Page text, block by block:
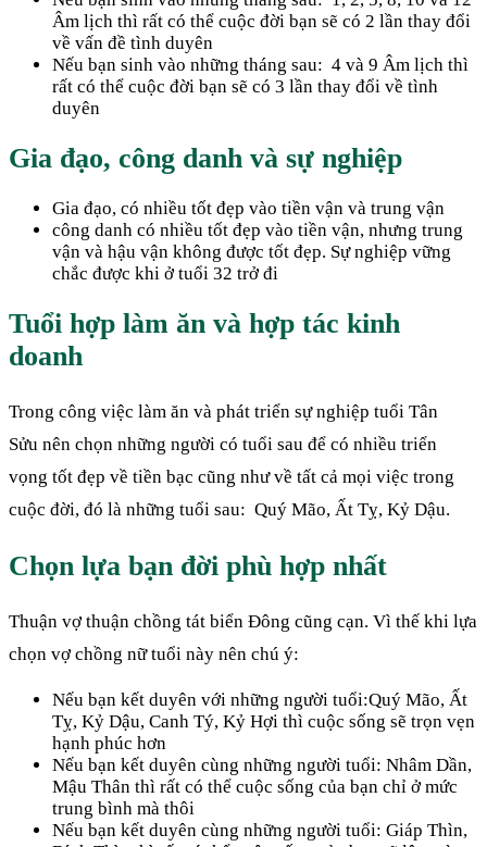
Âm lịch thì rất có thể cuộc đời bạn sẽ có 2 lần thay đổi
về vấn đề tình duyên
Nếu bạn sinh vào những tháng sau: 4 và 9 Âm lịch thì
rất có thể cuộc đời bạn sẽ có 3 lần thay đổi về tình
duyên
Gia đạo, công danh và sự nghiệp
Gia đạo, có nhiều tốt đẹp vào tiền vận và trung vận
công danh có nhiều tốt đẹp vào tiền vận, nhưng trung
vận và hậu vận không được tốt đẹp. Sự nghiệp vững
chắc được khi ở tuổi 32 trở đi
Tuổi hợp làm ăn và hợp tác kinh
doanh
Trong công việc làm ăn và phát triển sự nghiệp tuổi Tân
Sửu nên chọn những người có tuổi sau để có nhiều triển
vọng tốt đẹp về tiền bạc cũng như về tất cả mọi việc trong
cuộc đời, đó là những tuổi sau: Quý Mão, Ất Tỵ, Kỷ Dậu.
Chọn lựa bạn đời phù hợp nhất
Thuận vợ thuận chồng tát biển Đông cũng cạn. Vì thế khi lựa
chọn vợ chồng nữ tuổi này nên chú ý:
Nếu bạn kết duyên với những người tuổi:Quý Mão, Ất
Tỵ, Kỷ Dậu, Canh Tý, Kỷ Hợi thì cuộc sống sẽ trọn vẹn
hạnh phúc hơn
Nếu bạn kết duyên cùng những người tuổi: Nhâm Dần,
Mậu Thân thì rất có thể cuộc sống của bạn chỉ ở mức
trung bình mà thôi
Nếu bạn kết duyên cùng những người tuổi: Giáp Thìn,